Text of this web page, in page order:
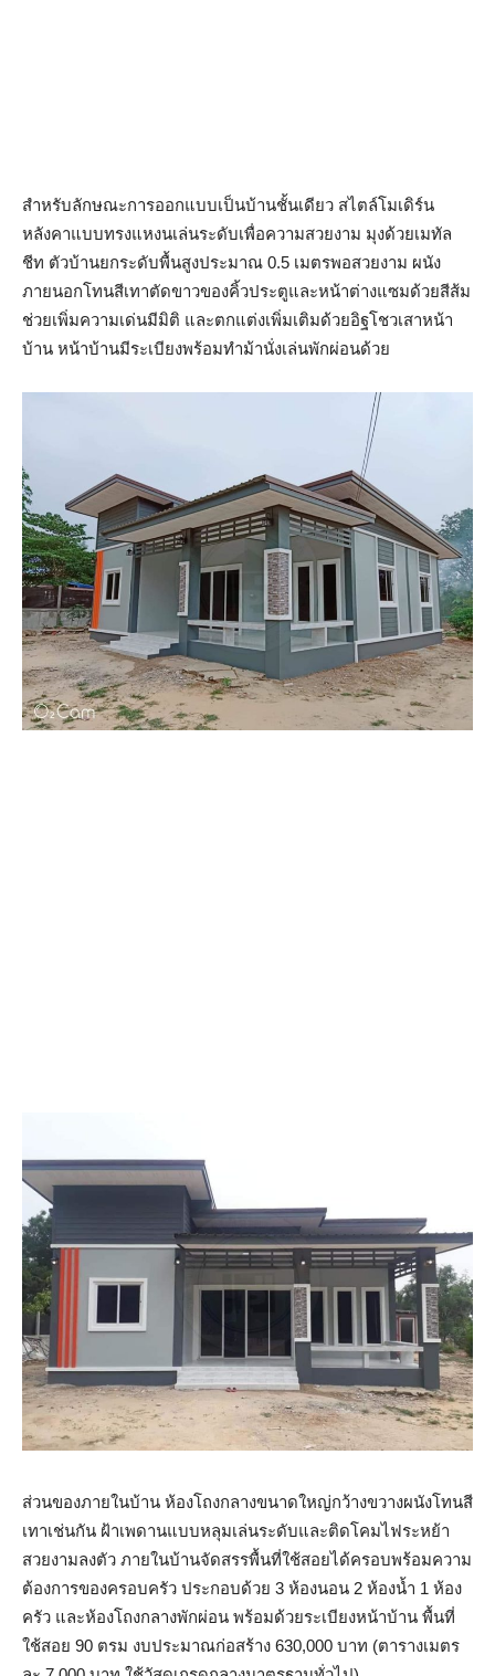
สำหรับลักษณะการออกแบบเป็นบ้านชั้นเดียว สไตล์โมเดิร์น
หลังคาแบบทรงแหงนเล่นระดับเพื่อความสวยงาม มุงด้วยเมทัล
ชีท ตัวบ้านยกระดับพื้นสูงประมาณ 0.5 เมตรพอสวยงาม ผนัง
ภายนอกโทนสีเทาตัดขาวของคิ้วประตูและหน้าต่างแซมด้วยสีส้ม
ช่วยเพิ่มความเด่นมีมิติ และตกแต่งเพิ่มเติมด้วยอิฐโชวเสาหน้า
บ้าน หน้าบ้านมีระเบียงพร้อมทำม้านั่งเล่นพักผ่อนด้วย
ส่วนของภายในบ้าน ห้องโถงกลางขนาดใหญ่กว้างขวางผนังโทนสี
เทาเช่นกัน ฝ้าเพดานแบบหลุมเล่นระดับและติดโคมไฟระหย้า
สวยงามลงตัว ภายในบ้านจัดสรรพื้นที่ใช้สอยได้ครอบพร้อมความ
ต้องการของครอบครัว ประกอบด้วย 3 ห้องนอน 2 ห้องน้ำ 1 ห้อง
ครัว และห้องโถงกลางพักผ่อน พร้อมด้วยระเบียงหน้าบ้าน พื้นที่
ใช้สอย 90 ตรม งบประมาณก่อสร้าง 630,000 บาท (ตารางเมตร